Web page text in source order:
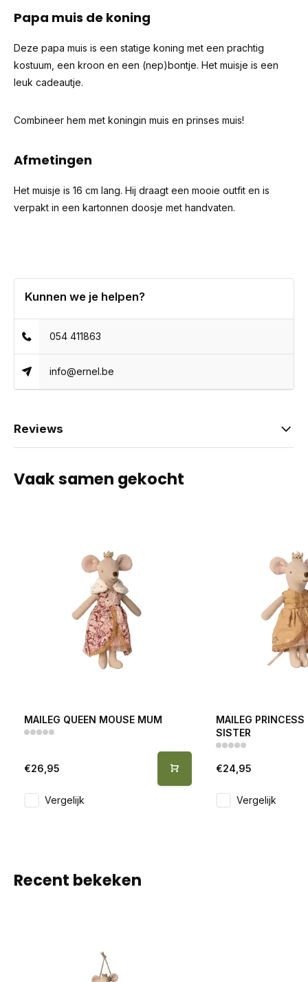
Papa muis de koning
Deze papa muis is een statige koning met een prachtig
kostuum, een kroon en een (nep)bontje. Het muisje is een
leuk cadeautje.
Combineer hem met koningin muis en prinses muis!
Afmetingen
Het muisje is 16 cm lang. Hij draagt een mooie outfit en is
verpakt in een kartonnen doosje met handvaten.
Kunnen we je helpen?
054 411863
info@ernel.be
Reviews
Vaak samen gekocht
MAILEG QUEEN MOUSE MUM
€26,95
Vergelijk
MAILEG PRINCESS
SISTER
€24,95
Vergelijk
Recent bekeken